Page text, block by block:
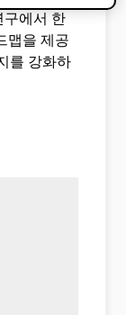
구에서 한
맵을 제공
를 강화하